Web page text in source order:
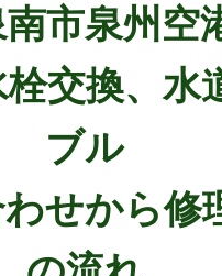
市泉州空
栓交換、水
ブル
せから修